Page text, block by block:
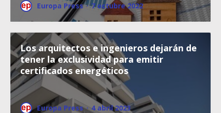
Europa Press · 7 octubre 2022
Los arquitectos e ingenieros dejarán de
tener la exclusividad para emitir
certificados energéticos
Europa Press · 4 abril 2023